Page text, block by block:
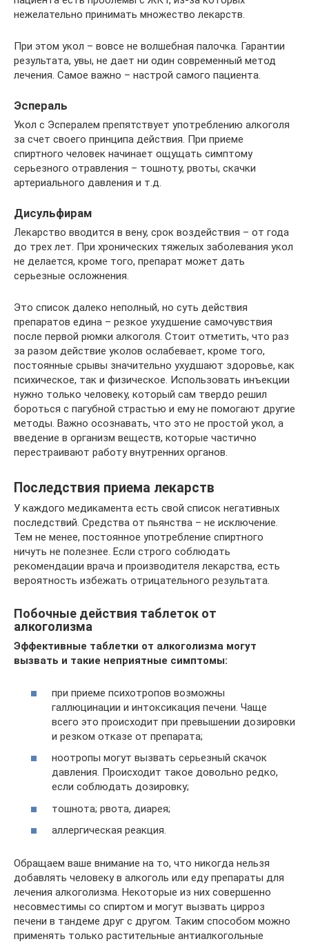
нежелательно принимать множество лекарств.
При этом укол – вовсе не волшебная палочка. Гарантии
результата, увы, не дает ни один современный метод
лечения. Самое важно – настрой самого пациента.
Эспераль
Укол с Эспералем препятствует употреблению алкоголя
за счет своего принципа действия. При приеме
спиртного человек начинает ощущать симптому
серьезного отравления – тошноту, рвоты, скачки
артериального давления и т.д.
Дисульфирам
Лекарство вводится в вену, срок воздействия – от года
до трех лет. При хронических тяжелых заболевания укол
не делается, кроме того, препарат может дать
серьезные осложнения.
Это список далеко неполный, но суть действия
препаратов едина – резкое ухудшение самочувствия
после первой рюмки алкоголя. Стоит отметить, что раз
за разом действие уколов ослабевает, кроме того,
постоянные срывы значительно ухудшают здоровье, как
психическое, так и физическое. Использовать инъекции
нужно только человеку, который сам твердо решил
бороться с пагубной страстью и ему не помогают другие
методы. Важно осознавать, что это не простой укол, а
введение в организм веществ, которые частично
перестраивают работу внутренних органов.
Последствия приема лекарств
У каждого медикамента есть свой список негативных
последствий. Средства от пьянства – не исключение.
Тем не менее, постоянное употребление спиртного
ничуть не полезнее. Если строго соблюдать
рекомендации врача и производителя лекарства, есть
вероятность избежать отрицательного результата.
Побочные действия таблеток от
алкоголизма
Эффективные таблетки от алкоголизма могут
вызвать и такие неприятные симптомы:
при приеме психотропов возможны
галлюцинации и интоксикация печени. Чаще
всего это происходит при превышении дозировки
и резком отказе от препарата;
ноотропы могут вызвать серьезный скачок
давления. Происходит такое довольно редко,
если соблюдать дозировку;
тошнота; рвота, диарея;
аллергическая реакция.
Обращаем ваше внимание на то, что никогда нельзя
добавлять человеку в алкоголь или еду препараты для
лечения алкоголизма. Некоторые из них совершенно
несовместимы со спиртом и могут вызвать цирроз
печени в тандеме друг с другом. Таким способом можно
применять только растительные антиалкогольные